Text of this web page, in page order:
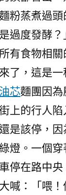
蒸煮過頭
過度發酵
有食物相
了，這是
芯麵團因
上的行人陷
是該停，
燈。一個穿
停在路中
喊：「喂